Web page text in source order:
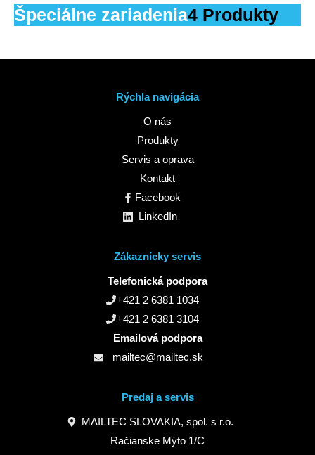
Špeciálne zariadenia4 Produkty
Rýchla navigácia
O nás
Produkty
Servis a oprava
Kontakt
Facebook
LinkedIn
Zákaznícky servis
Telefonická podpora
+421 2 6381 1034
+421 2 6381 3104
Emailová podpora
mailtec@mailtec.sk
Predaj a servis
MAILTEC SLOVAKIA, spol. s r.o.
Račianske Mýto 1/C